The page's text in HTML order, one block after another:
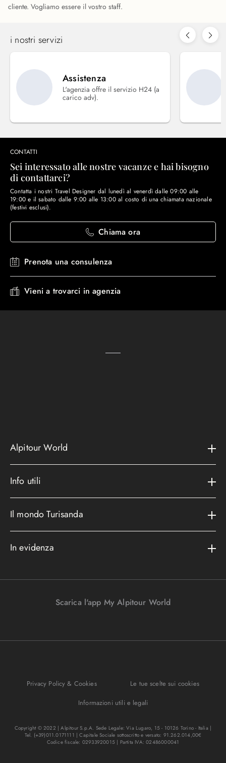
cliente. Vogliamo essere il vostro staff.
i nostri servizi
Assistenza
L'agenzia offre il servizio H24 (a
carico adv).
CONTATTI
Sei interessato alle nostre vacanze e hai bisogno
di contattarci?
Contatta i nostri Travel Designer dal lunedì al venerdì dalle 09:00 alle
19:00 e il sabato dalle 9:00 alle 13:00 al costo di una chiamata nazionale
(festivi esclusi).
Chiama ora
Prenota una consulenza
Vieni a trovarci in agenzia
Alpitour World
AWARD
Area riservata
Convenzioni
Viaggi Incentive
Info utili
Metodi di pagamento
Il mondo Turisanda
I nostri partners
Viaggi di nozze
Destinazione cambiamento
In evidenza
Scarica l'app My Alpitour World
Privacy Policy & Cookies
Le tue scelte sui cookies
Informazioni utili e legali
Copyright © 2022 | Alpitour S.p.A. Sede Legale: Via Lugaro, 15 - 10126 Torino - Italia |
Tel. (+39)011.0171111 | Capitale Sociale sottoscritto e versato: 91.262.014,00€
Codice fiscale: 02933920015 | Partita IVA: 02486000041